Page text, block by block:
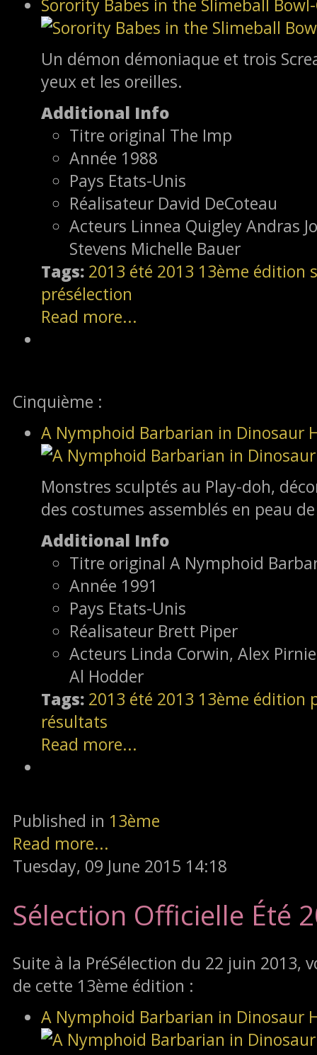
Sorority Babes in the Slimeball
Un démon démoniaque et trois
yeux et les oreilles.
Additional Info
Titre original The Imp
Année 1988
Pays Etats-Unis
Réalisateur David DeCoteau
Acteurs Linnea Quigley Andras
Stevens Michelle Bauer
Tags: 2013 été 2013 13ème édition
présélection
Read more...
Cinquième :
A Nymphoid Barbarian in Dinosaur
Monstres sculptés au Play-doh,
des costumes assemblés en peau
Additional Info
Titre original A Nymphoid
Année 1991
Pays Etats-Unis
Réalisateur Brett Piper
Acteurs Linda Corwin, Alex
Al Hodder
Tags: 2013 été 2013 13ème édition
résultats
Read more...
Published in 13ème
Read more...
Tuesday, 09 June 2015 14:18
Sélection Officielle Été
Suite à la PréSélection du 22 juin 2013,
de cette 13ème édition :
A Nymphoid Barbarian in Dinosaur